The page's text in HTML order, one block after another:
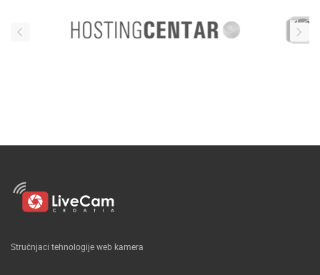
Stručnjaci tehnologije web kamera